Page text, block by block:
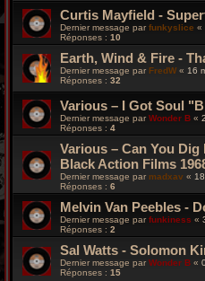
Curtis Mayfield -
Dernier message parfunkyslice «
Réponses : 10
Earth, Wind & Fire -
Dernier message par FredW « 16
Réponses : 32
Various – I Got Soul
Dernier message parWonder B «
Réponses : 4
Various – Can You
Black Action Films
Dernier message par madxav «
Réponses : 6
Melvin Van Peebles -
Dernier message parfunkiness «
Réponses : 2
Sal Watts - Solomon
Dernier message par Wonder B «
Réponses : 15